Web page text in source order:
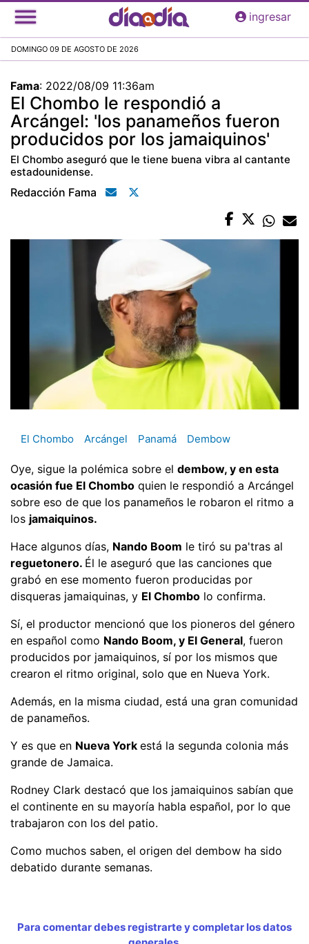
Pasar
al
principal
ingresar
DOMINGO 09 DE AGOSTO DE 2026
Fama: 2022/08/09 11:36am
El Chombo le respondió a
Arcángel: 'los panameños fueron
producidos por los jamaiquinos'
El Chombo aseguró que le tiene buena vibra al cantante
estadounidense.
Redacción Fama
El Chombo Arcángel Panamá Dembow
Oye, sigue la polémica sobre el dembow, y en esta
ocasión fue El Chombo quien le respondió a Arcángel
sobre eso de que los panameños le robaron el ritmo a
los jamaiquinos.
Hace algunos días, Nando Boom le tiró su pa'tras al
reguetonero. Él le aseguró que las canciones que
grabó en ese momento fueron producidas por
disqueras jamaiquinas, y El Chombo lo confirma.
Sí, el productor mencionó que los pioneros del género
en español como Nando Boom, y El General, fueron
producidos por jamaiquinos, sí por los mismos que
crearon el ritmo original, solo que en Nueva York.
Además, en la misma ciudad, está una gran comunidad
de panameños.
Y es que en Nueva York está la segunda colonia más
grande de Jamaica.
Rodney Clark destacó que los jamaiquinos sabían que
el continente en su mayoría habla español, por lo que
trabajaron con los del patio.
Como muchos saben, el origen del dembow ha sido
debatido durante semanas.
Para comentar debes registrarte y completar los datos